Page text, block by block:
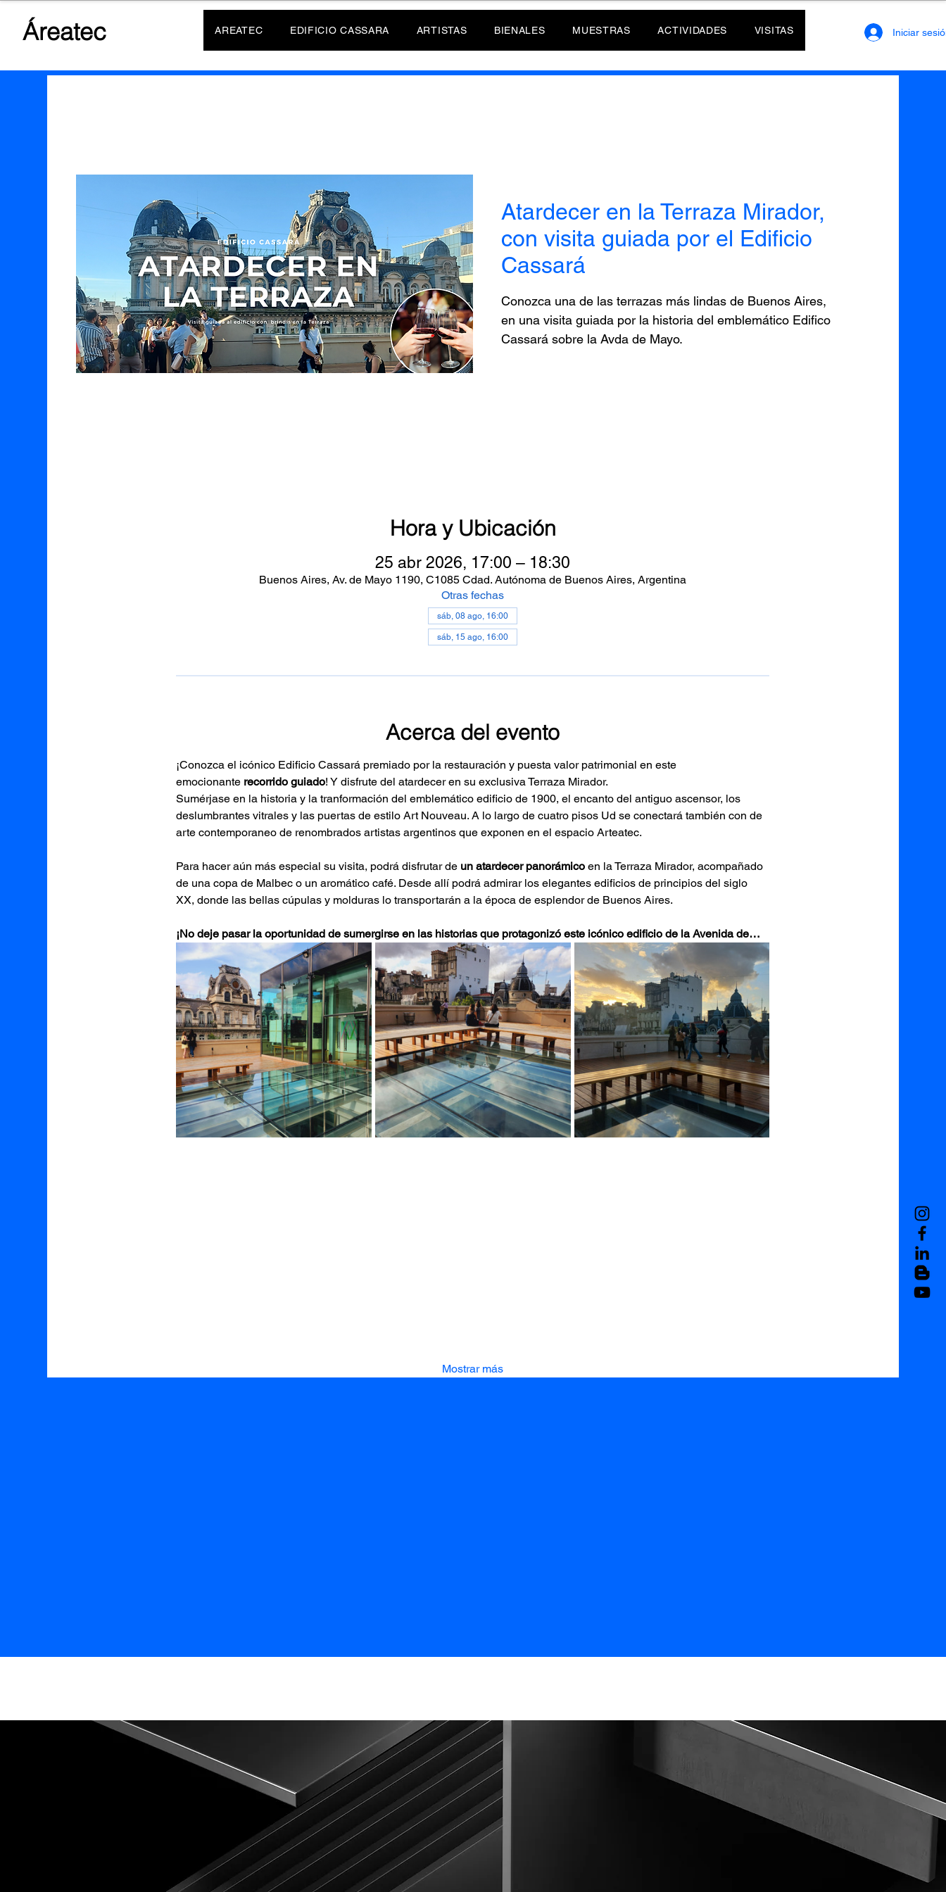
Áreatec AREATEC EDIFICIO CASSARA ARTISTAS BIENALES MUESTRAS ACTIVIDADES VISITAS Iniciar
Atardecer en la Terraza Mirador,
con visita guiada por el Edificio
Cassará
Conozca una de las terrazas más lindas de Buenos Aires,
en una visita guiada por la historia del emblemático Edifico
Cassará sobre la Avda de Mayo.
Hora y Ubicación
25 abr 2026, 17:00 – 18:30
Buenos Aires, Av. de Mayo 1190, C1085 Cdad. Autónoma de Buenos Aires, Argentina
Otras fechas
sáb, 08 ago, 16:00
sáb, 15 ago, 16:00
Acerca del evento
¡Conozca el icónico Edificio Cassará premiado por la restauración y puesta valor patrimonial en este
emocionante recorrido guiado! Y disfrute del atardecer en su exclusiva Terraza Mirador.
Sumérjase en la historia y la tranformación del emblemático edificio de 1900, el encanto del antiguo ascensor, los
deslumbrantes vitrales y las puertas de estilo Art Nouveau. A lo largo de cuatro pisos Ud se conectará también con de
arte contemporaneo de renombrados artistas argentinos que exponen en el espacio Arteatec.
Para hacer aún más especial su visita, podrá disfrutar de un atardecer panorámico en la Terraza Mirador, acompañado
de una copa de Malbec o un aromático café. Desde allí podrá admirar los elegantes edificios de principios del siglo
XX, donde las bellas cúpulas y molduras lo transportarán a la época de esplendor de Buenos Aires.
¡No deje pasar la oportunidad de sumergirse en las historias que protagonizó este icónico edificio de la Avenida de…
Mostrar más